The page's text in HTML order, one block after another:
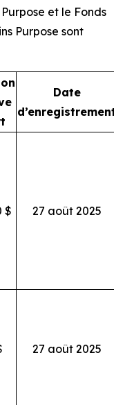
et le Fonds
Purpose sont
Date
d’enregistrement
$ 27 août 2025
27 août 2025